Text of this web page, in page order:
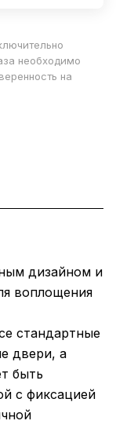
необходимо
на
дизайном и
воплощения
стандартные
двери, а
быть
с фиксацией